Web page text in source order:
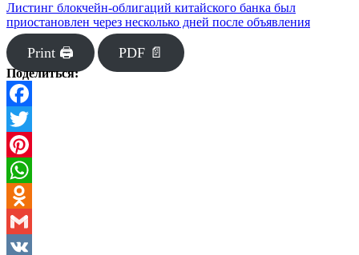
Листинг блокчейн-облигаций китайского банка был
приостановлен через несколько дней после объявления
Print 🖨 PDF 📄
Поделиться:
Facebook
Twitter
Pinterest
WhatsApp
Odnoklassniki
Gmail